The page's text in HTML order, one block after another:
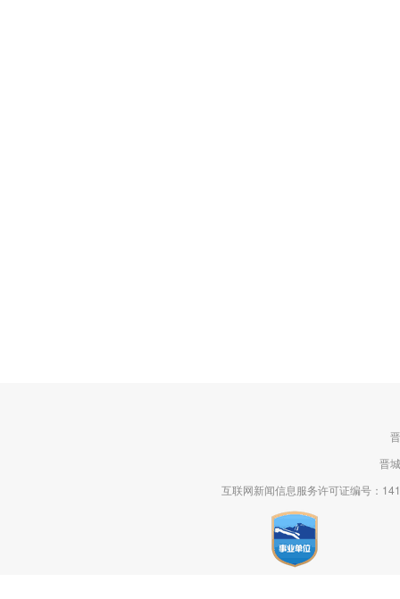
晋
互联网新闻信息服务许可证编号：